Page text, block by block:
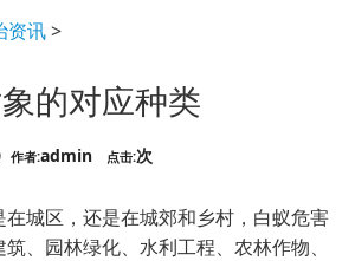
资讯>
的对应种类
作者:admin 点击:次
城区，还是在城郊和乡村，白蚁危害
、园林绿化、水利工程、农林作物、